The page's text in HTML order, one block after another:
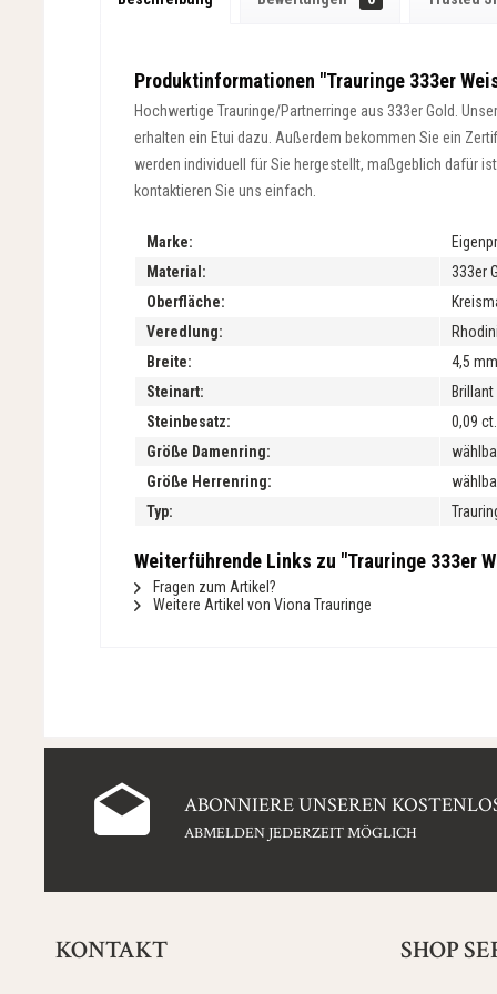
Produktinformationen "Trauringe 333er
Hochwertige Trauringe/Partnerringe aus 333er Gold.
erhalten ein Etui dazu. Außerdem bekommen Sie ein
werden individuell für Sie hergestellt, maßgeblich dafür
kontaktieren Sie uns einfach.
Marke:
Material:
333er
Oberfläche:
Veredlung:
Breite:
4,5 mm
Steinart:
Steinbesatz:
0,09
Größe Damenring:
Größe Herrenring:
Typ:
Weiterführende Links zu "Trauringe 333er
Fragen zum Artikel?
Weitere Artikel von Viona Trauringe
ABONNIERE UNSEREN
ABMELDEN JEDERZEIT MÖGLICH
KONTAKT SHOP